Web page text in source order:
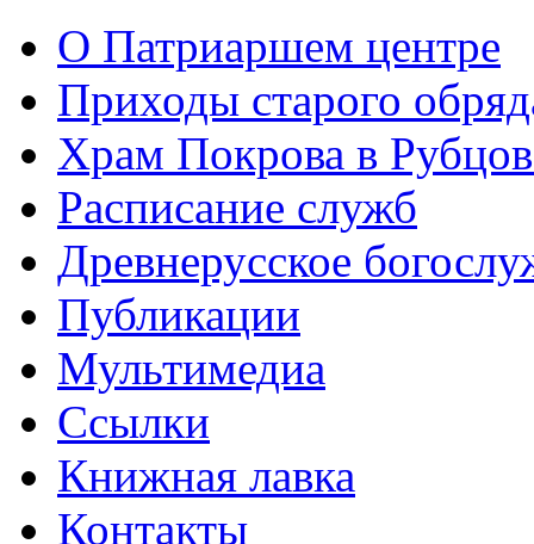
О Патриаршем центре
Приходы старого
Храм Покрова в
Расписание служб
Древнерусское
Публикации
Мультимедиа
Ссылки
Книжная лавка
Контакты